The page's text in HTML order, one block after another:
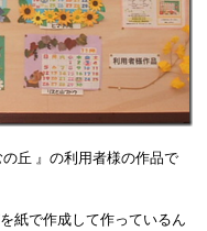
丘 』の利用者様の作品で
紙で作成して作っているん